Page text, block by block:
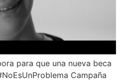
para que una nueva beca
Campaña